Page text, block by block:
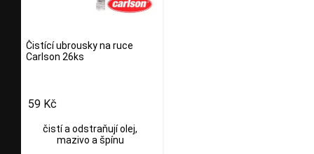
Čistící ubrousky na ruce
Carlson 26ks
59 Kč
čistí a odstraňují olej,
mazivo a špínu